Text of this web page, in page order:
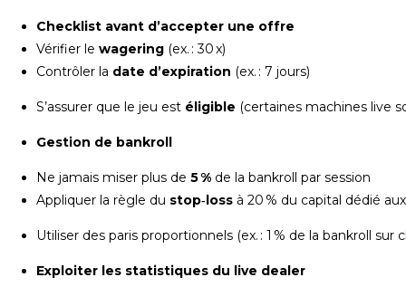
Checklist avant d’accepter une offre
Vérifier le wagering (ex. : 30 x)
Contrôler la date d’expiration (ex. : 7 jours)
S’assurer que le jeu est éligible (certaines machines live
Gestion de bankroll
Ne jamais miser plus de 5 % de la bankroll par session
Appliquer la règle du stop‑loss à 20 % du capital dédié
Utiliser des paris proportionnels (ex. : 1 % de la bankroll sur
Exploiter les statistiques du live dealer